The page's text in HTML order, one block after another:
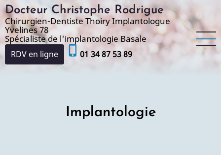
Aller
au
contenu
principal
Docteur Christophe Rodrigue
Chirurgien-Dentiste Thoiry Implantologue
Yvelines 78
Spécialiste de l'implantologie Basale
RDV en ligne phone_iphone 01 34 87 53 89
Implantologie